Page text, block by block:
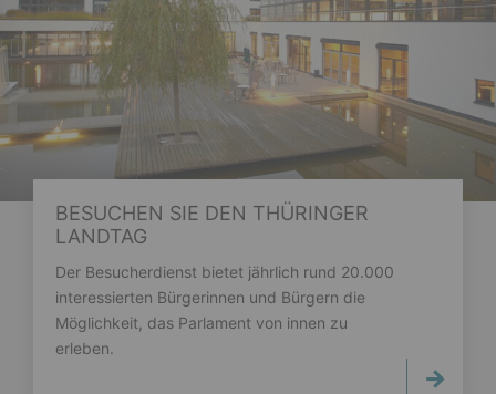
BESUCHEN SIE DEN THÜRINGER
LANDTAG
Der Besucherdienst bietet jährlich rund 20.000
interessierten Bürgerinnen und Bürgern die
Möglichkeit, das Parlament von innen zu
erleben.